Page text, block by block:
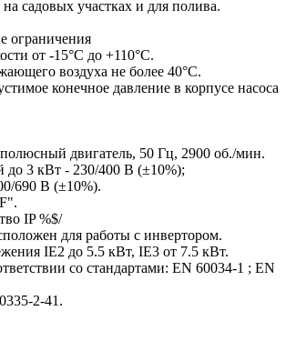
садовых участках и для полива.
ограничения
от -15°C до +110°C.
воздуха не более 40°C.
конечное давление в корпусе насоса
двигатель, 50 Гц, 2900 об./мин.
до 3 кВт - 230/400 В (±10%);
690 В (±10%).
IP %$/
для работы с инвертором.
IE2 до 5.5 кВт, IE3 от 7.5 кВт.
со стандартами: EN 60034-1 ; EN
2-41.